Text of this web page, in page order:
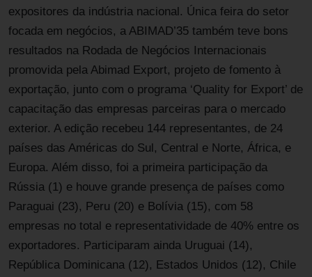
expositores da indústria nacional. Única feira do setor
focada em negócios, a ABIMAD’35 também teve bons
resultados na Rodada de Negócios Internacionais
promovida pela Abimad Export, projeto de fomento à
exportação, junto com o programa ‘Quality for Export’ de
capacitação das empresas parceiras para o mercado
exterior. A edição recebeu 144 representantes, de 24
países das Américas do Sul, Central e Norte, África, e
Europa. Além disso, foi a primeira participação da
Rússia (1) e houve grande presença de países como
Paraguai (23), Peru (20) e Bolívia (15), com 58
empresas no total e representatividade de 40% entre os
exportadores. Participaram ainda Uruguai (14),
República Dominicana (12), Estados Unidos (12), Chile